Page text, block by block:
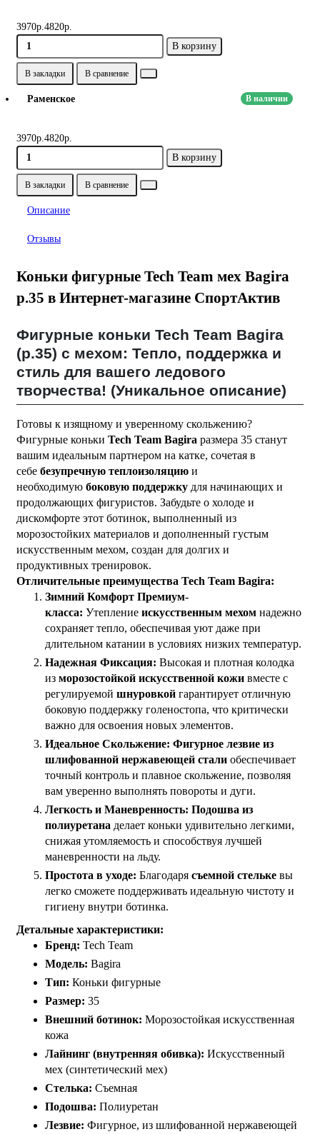
3970р. 4820р.
В корзину
В закладки В сравнение
Раменское В наличии
3970р. 4820р.
В корзину
В закладки В сравнение
Описание
Отзывы
Коньки фигурные Tech Team мех Bagira
р.35 в Интернет-магазине СпортАктив
Фигурные коньки Tech Team Bagira
(р.35) с мехом: Тепло, поддержка и
стиль для вашего ледового
творчества! (Уникальное описание)
Готовы к изящному и уверенному скольжению?
Фигурные коньки Tech Team Bagira размера 35 станут
вашим идеальным партнером на катке, сочетая в
себе безупречную теплоизоляцию и
необходимую боковую поддержку для начинающих и
продолжающих фигуристов. Забудьте о холоде и
дискомфорте этот ботинок, выполненный из
морозостойких материалов и дополненный густым
искусственным мехом, создан для долгих и
продуктивных тренировок.
Отличительные преимущества Tech Team Bagira:
Зимний Комфорт Премиум-
класса: Утепление искусственным мехом надежно
сохраняет тепло, обеспечивая уют даже при
длительном катании в условиях низких температур.
Надежная Фиксация: Высокая и плотная колодка
из морозостойкой искусственной кожи вместе с
регулируемой шнуровкой гарантирует отличную
боковую поддержку голеностопа, что критически
важно для освоения новых элементов.
Идеальное Скольжение: Фигурное лезвие из
шлифованной нержавеющей стали обеспечивает
точный контроль и плавное скольжение, позволяя
вам уверенно выполнять повороты и дуги.
Легкость и Маневренность: Подошва из
полиуретана делает коньки удивительно легкими,
снижая утомляемость и способствуя лучшей
маневренности на льду.
Простота в уходе: Благодаря съемной стельке вы
легко сможете поддерживать идеальную чистоту и
гигиену внутри ботинка.
Детальные характеристики:
Бренд: Tech Team
Модель: Bagira
Тип: Коньки фигурные
Размер: 35
Внешний ботинок: Морозостойкая искусственная
кожа
Лайнинг (внутренняя обивка): Искусственный
мех (синтетический мех)
Стелька: Съемная
Подошва: Полиуретан
Лезвие: Фигурное, из шлифованной нержавеющей